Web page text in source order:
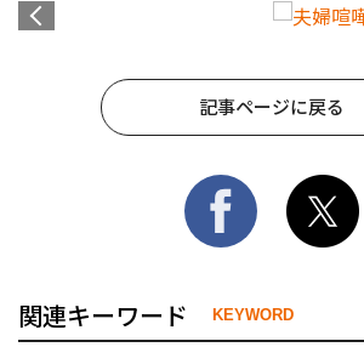
記事ページに戻る
関連キーワード KEYWORD